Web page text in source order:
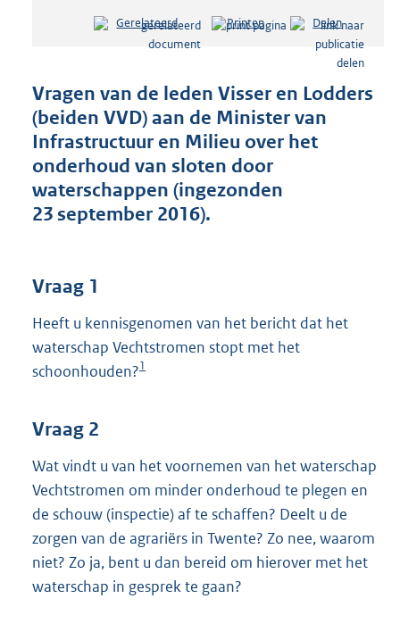
s
d
s
g
r
o
K
b
Gerelateerd Printen Delen
Vragen van de leden Visser en Lodders
(beiden VVD) aan de Minister van
Infrastructuur en Milieu over het
onderhoud van sloten door
waterschappen (ingezonden
23 september 2016).
Vraag 1
Heeft u kennisgenomen van het bericht dat het
waterschap Vechtstromen stopt met het
schoonhouden?1
Vraag 2
Wat vindt u van het voornemen van het waterschap
Vechtstromen om minder onderhoud te plegen en
de schouw (inspectie) af te schaffen? Deelt u de
zorgen van de agrariërs in Twente? Zo nee, waarom
niet? Zo ja, bent u dan bereid om hierover met het
waterschap in gesprek te gaan?